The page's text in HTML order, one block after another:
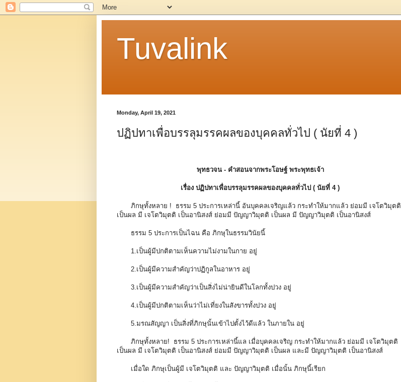
Tuvalink
Monday, April 19, 2021
ปฏิปทาเพื่อบรรลุมรรคผลของบุคคลทั่วไป ( นัยที่ 4 )
พุทธวจน - คําสอนจากพระโอษฐ์ พระพุทธเจ้า
เรื่อง ปฏิปทาเพื่อบรรลุมรรคผลของบุคคลทั่วไป ( นัยที่ 4 )
ภิกษุทั้งหลาย ! ธรรม 5 ประการเหล่านี้ อันบุคคลเจริญแล้ว กระทำให้มากแล้ว ย่อมมี เจโตวิมุตติ
เป็นผล มี เจโตวิมุตติ เป็นอานิสงส์ ย่อมมี ปัญญาวิมุตติ เป็นผล มี ปัญญาวิมุตติ เป็นอานิสงส์
ธรรม 5 ประการเป็นไฉน คือ ภิกษุในธรรมวินัยนี้
1 .เป็นผู้มีปกติตามเห็นความไม่งามในกาย อยู่
2 .เป็นผู้มีความสำคัญว่าปฏิกูลในอาหาร อยู่
3 .เป็นผู้มีความสำคัญว่าเป็นสิ่งไม่น่ายินดีในโลกทั้งปวง อยู่
4 .เป็นผู้มีปกติตามเห็นว่าไม่เที่ยงในสังขารทั้งปวง อยู่
5 .มรณสัญญา เป็นสิ่งที่ภิกษุนั้นเข้าไปตั้งไว้ดีแล้ว ในภายใน อยู่
ภิกษุทั้งหลาย! ธรรม 5 ประการเหล่านี้แล เมื่อบุคคลเจริญ กระทำให้มากแล้ว ย่อมมี เจโตวิมุตติ
เป็นผล มี เจโตวิมุตติ เป็นอานิสงส์ ย่อมมี ปัญญาวิมุตติ เป็นผล และมี ปัญญาวิมุตติ เป็นอานิสงส์
เมื่อใด ภิกษุเป็นผู้มี เจโตวิมุตติ และ ปัญญาวิมุตติ เมื่อนั้น ภิกษุนี้เรียก